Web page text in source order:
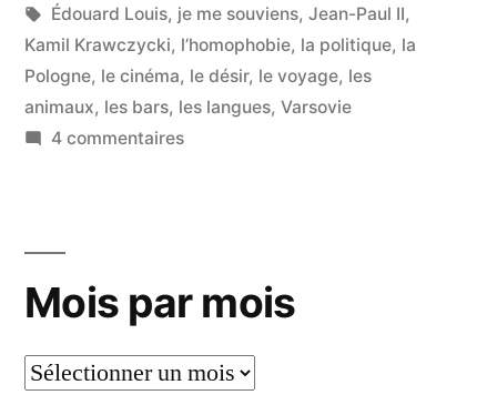
et
de
la
dans
Étiquettes :
Édouard Louis, je me souviens, Jean-Paul II,
Kamil Krawczycki, l’homophobie, la politique, la
Pologne, le cinéma, le désir, le voyage, les
animaux, les bars, les langues, Varsovie
4 commentairessur
honte
et
de
la
Mois par mois
Mois